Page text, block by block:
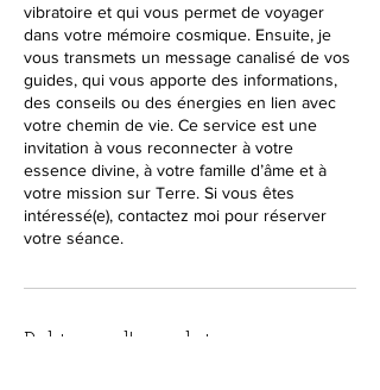
vibratoire et qui vous permet de voyager
dans votre mémoire cosmique. Ensuite, je
vous transmets un message canalisé de vos
guides, qui vous apporte des informations,
des conseils ou des énergies en lien avec
votre chemin de vie. Ce service est une
invitation à vous reconnecter à votre
essence divine, à votre famille d’âme et à
votre mission sur Terre. Si vous êtes
intéressé(e), contactez moi pour réserver
votre séance.
Politique d'annulation